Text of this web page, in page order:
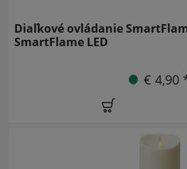
Diaľkové ovládanie
SmartFlame LED
€ 4,90